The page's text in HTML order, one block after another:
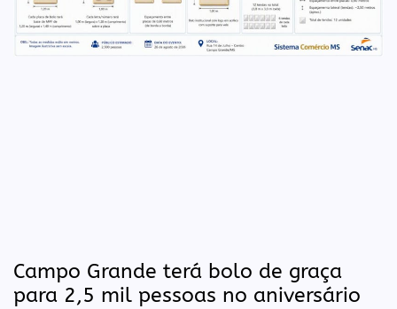
Campo Grande terá bolo de graça
para 2,5 mil pessoas no aniversário